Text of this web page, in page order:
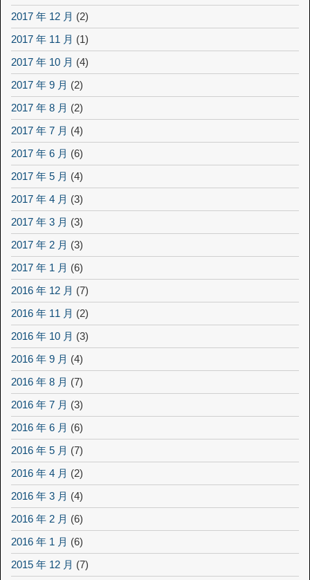
2017 年 12 月 (2)
2017 年 11 月 (1)
2017 年 10 月 (4)
2017 年 9 月 (2)
2017 年 8 月 (2)
2017 年 7 月 (4)
2017 年 6 月 (6)
2017 年 5 月 (4)
2017 年 4 月 (3)
2017 年 3 月 (3)
2017 年 2 月 (3)
2017 年 1 月 (6)
2016 年 12 月 (7)
2016 年 11 月 (2)
2016 年 10 月 (3)
2016 年 9 月 (4)
2016 年 8 月 (7)
2016 年 7 月 (3)
2016 年 6 月 (6)
2016 年 5 月 (7)
2016 年 4 月 (2)
2016 年 3 月 (4)
2016 年 2 月 (6)
2016 年 1 月 (6)
2015 年 12 月 (7)